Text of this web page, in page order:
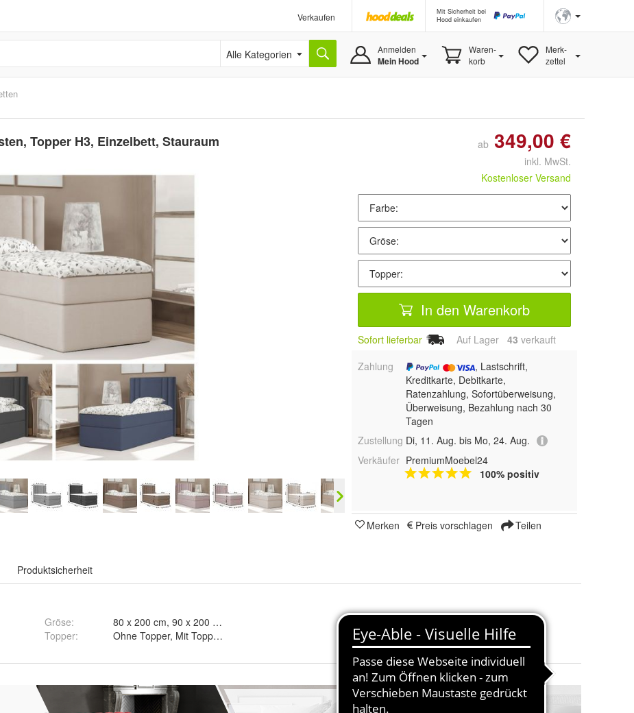
Verkaufen
Mit Sicherheit bei
Hood einkaufen
Alle Kategorien Anmelden
Mein Hood
Waren-
korb
Merk-
zettel
Topper H3, Einzelbett, Stauraum ab 349,00 €
inkl. MwSt.
Kostenloser Versand
In den Warenkorb
Sofort lieferbar Auf Lager 43 verkauft
Zahlung
, Lastschrift,
Kreditkarte, Debitkarte,
Ratenzahlung, Sofortüberweisung,
Überweisung, Bezahlung nach 30
Tagen
Zustellung Di, 11. Aug. bis Mo, 24. Aug.
Verkäufer PremiumMoebel24
100% positiv
Merken Preis vorschlagen Teilen
Produktsicherheit
- Itaka 38, Hellgrau - Itaka 51, Grau - Itaka 50, Dunkelgrau - Itaka 14 und weitere.
Gröse:
Topper: